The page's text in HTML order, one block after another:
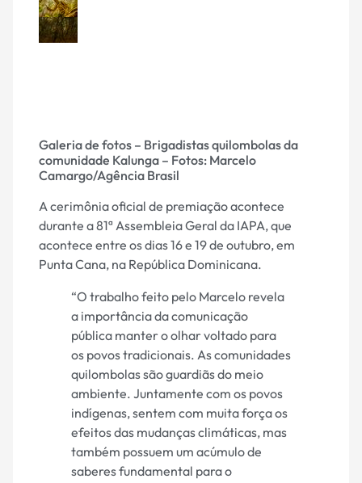
Galeria de fotos – Brigadistas quilombolas da
comunidade Kalunga – Fotos: Marcelo
Camargo/Agência Brasil
A cerimônia oficial de premiação acontece
durante a 81ª Assembleia Geral da IAPA, que
acontece entre os dias 16 e 19 de outubro, em
Punta Cana, na República Dominicana.
“O trabalho feito pelo Marcelo revela
a importância da comunicação
pública manter o olhar voltado para
os povos tradicionais. As comunidades
quilombolas são guardiãs do meio
ambiente. Juntamente com os povos
indígenas, sentem com muita força os
efeitos das mudanças climáticas, mas
também possuem um acúmulo de
saberes fundamental para o